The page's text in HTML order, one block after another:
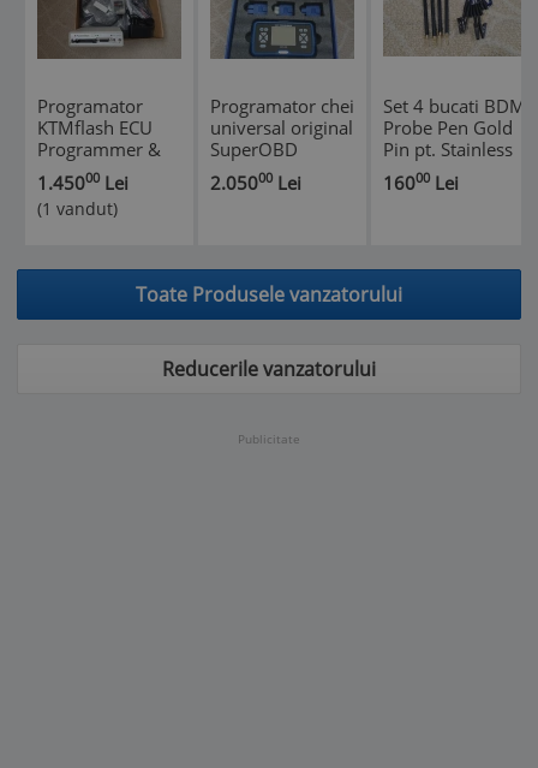
Programator
KTMflash ECU
Programmer &
Gearbox Power
Upgrade Tool
1.45000 Lei
(1 vandut)
Programator chei
universal original
SuperOBD
SKP900
2.05000 Lei
Set 4 bucati BDM
Probe Pen Gold
Pin pt. Stainless
LED BDM Frame
Programming
16000 Lei
Toate Produsele vanzatorului
Reducerile vanzatorului
Publicitate